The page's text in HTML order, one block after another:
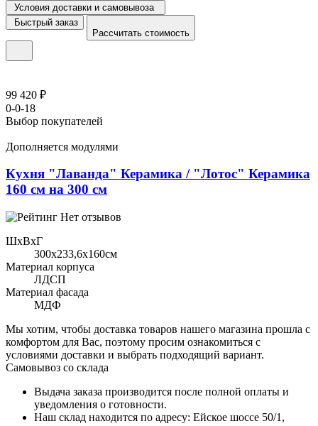
Условия доставки и самовывоза
Быстрый заказ
Рассчитать стоимость
99 420 ₽
0-0-18
Выбор покупателей
Дополняется модулями
Кухня "Лаванда" Керамика / "Лотос" Керамика
160 см на 300 см
Нет отзывов
ШхВхГ
300x233,6х160см
Материал корпуса
ЛДСП
Материал фасада
МДФ
Мы хотим, чтобы доставка товаров нашего магазина прошла с
комфортом для Вас, поэтому просим ознакомиться с
условиями доставки и выбрать подходящий вариант.
Самовывоз со склада
Выдача заказа производится после полной оплаты и
уведомления о готовности.
Наш склад находится по адресу: Ейское шоссе 50/1,